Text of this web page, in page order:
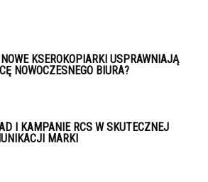
KSEROKOPIARKI USPRAWNIAJĄ
NOWOCZESNEGO BIURA?
I KAMPANIE RCS W SKUTECZNEJ
MARKI